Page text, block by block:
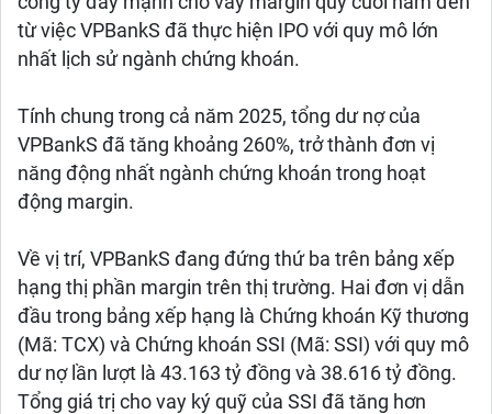
từ việc VPBankS đã thực hiện IPO với quy mô lớn
nhất lịch sử ngành chứng khoán.
Tính chung trong cả năm 2025, tổng dư nợ của
VPBankS đã tăng khoảng 260%, trở thành đơn vị
năng động nhất ngành chứng khoán trong hoạt
động margin.
Về vị trí, VPBankS đang đứng thứ ba trên bảng xếp
hạng thị phần margin trên thị trường. Hai đơn vị dẫn
đầu trong bảng xếp hạng là Chứng khoán Kỹ thương
(Mã: TCX) và Chứng khoán SSI (Mã: SSI) với quy mô
dư nợ lần lượt là 43.163 tỷ đồng và 38.616 tỷ đồng.
Tổng giá trị cho vay ký quỹ của SSI đã tăng hơn